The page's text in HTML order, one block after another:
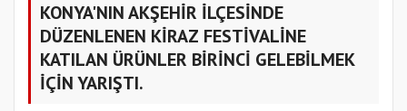
KONYA'NIN AKŞEHİR İLÇESİNDE
DÜZENLENEN KİRAZ FESTİVALİNE
KATILAN ÜRÜNLER BİRİNCİ GELEBİLMEK
İÇİN YARIŞTI.